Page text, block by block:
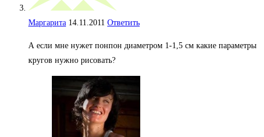
Маргарита 14.11.2011 Ответить
А если мне нужет понпон диаметром 1-1,5 см какие параметры
кругов нужно рисовать?